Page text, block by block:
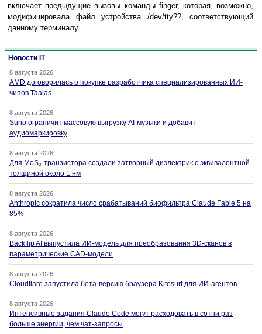
включает предыдущие вызовы команды finger, которая, возможно,
модифицировала файл устройства /dev/tty??, соответствующий
данному терминалу.
Новости IT
8 августа 2026
AMD договорилась о покупке разработчика специализированных ИИ-
чипов Taalas
8 августа 2026
Suno ограничит массовую выгрузку AI-музыки и добавит
аудиомаркировку
8 августа 2026
Для MoS₂-транзистора создали затворный диэлектрик с эквивалентной
толщиной около 1 нм
8 августа 2026
Anthropic сократила число срабатываний биофильтра Claude Fable 5 на
85%
8 августа 2026
Backflip AI выпустила ИИ-модель для преобразования 3D-сканов в
параметрические CAD-модели
8 августа 2026
Cloudflare запустила бета-версию браузера Kitesurf для ИИ-агентов
8 августа 2026
Интенсивные задания Claude Code могут расходовать в сотни раз
больше энергии, чем чат-запросы